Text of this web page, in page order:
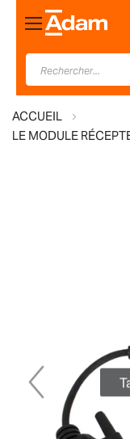
Basculer
la
navigation
ACCUEIL
LE MODULE